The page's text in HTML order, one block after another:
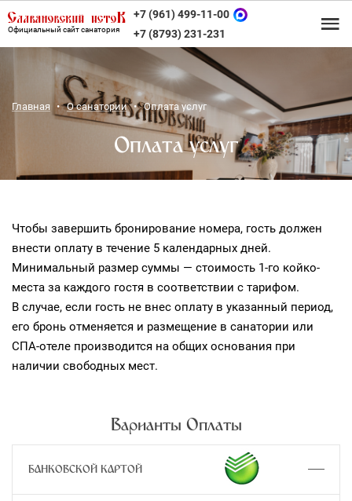
Официальный сайт санатория
+7 (961) 499-11-00
+7 (8793) 231-231
Главная О санатории Оплата услуг
Оплата услуг
Чтобы завершить бронирование номера, гость должен
внести оплату в течение 5 календарных дней.
Минимальный размер суммы — стоимость 1-го койко-
места за каждого гостя в соответствии с тарифом.
В случае, если гость не внес оплату в указанный период,
его бронь отменяется и размещение в санатории или
СПА-отеле производится на общих основания при
наличии свободных мест.
Варианты Оплаты
БАНКОВСКОЙ КАРТОЙ